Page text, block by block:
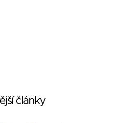
články